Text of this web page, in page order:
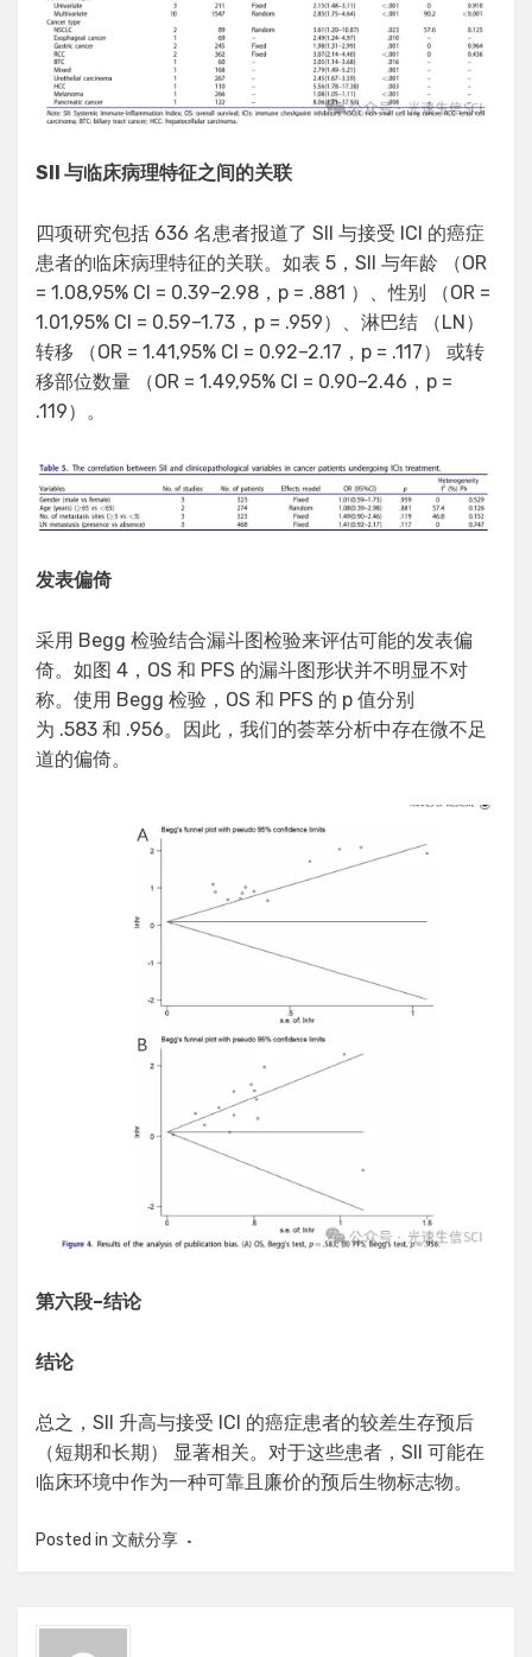
SII 与临床病理特征之间的关联
四项研究包括 636 名患者报道了 SII 与接受 ICI 的癌症
患者的临床病理特征的关联。如表 5，SII 与年龄 （OR
= 1.08,95% CI = 0.39–2.98，p = .881 ）、性别 （OR =
1.01,95% CI = 0.59–1.73，p = .959）、淋巴结 （LN）
转移 （OR = 1.41,95% CI = 0.92–2.17，p = .117） 或转
移部位数量 （OR = 1.49,95% CI = 0.90–2.46，p =
.119）。
发表偏倚
采用 Begg 检验结合漏斗图检验来评估可能的发表偏
倚。如图 4，OS 和 PFS 的漏斗图形状并不明显不对
称。使用 Begg 检验，OS 和 PFS 的 p 值分别
为 .583 和 .956。因此，我们的荟萃分析中存在微不足
道的偏倚。
第六段–结论
结论
总之，SII 升高与接受 ICI 的癌症患者的较差生存预后
（短期和长期） 显著相关。对于这些患者，SII 可能在
临床环境中作为一种可靠且廉价的预后生物标志物。
Posted in 文献分享